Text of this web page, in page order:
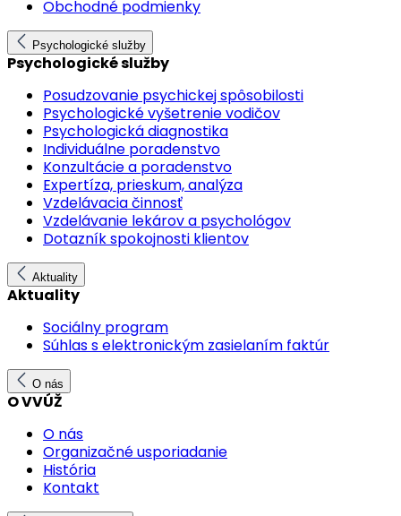
Obchodné podmienky
Psychologické služby
Psychologické služby
Posudzovanie psychickej spôsobilosti
Psychologické vyšetrenie vodičov
Psychologická diagnostika
Individuálne poradenstvo
Konzultácie a poradenstvo
Expertíza, prieskum, analýza
Vzdelávacia činnosť
Vzdelávanie lekárov a psychológov
Dotazník spokojnosti klientov
Aktuality
Aktuality
Sociálny program
Súhlas s elektronickým zasielaním faktúr
O nás
O VVÚŽ
O nás
Organizačné usporiadanie
História
Kontakt